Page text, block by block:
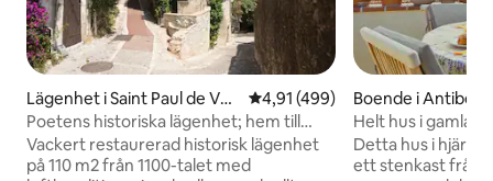
Lägenhet i Saint Paul de Ven
ce
4,91 av 5 i genomsnittligt
4,91 (499)
Poetens historiska lägenhet; hem till
Jacques Prevert
Vackert restaurerad historisk lägenhet
på 110 m2 från 1100-talet med
Boende i Antibes
Helt hus i gamla
-
Detta hus i
ett stenkast från